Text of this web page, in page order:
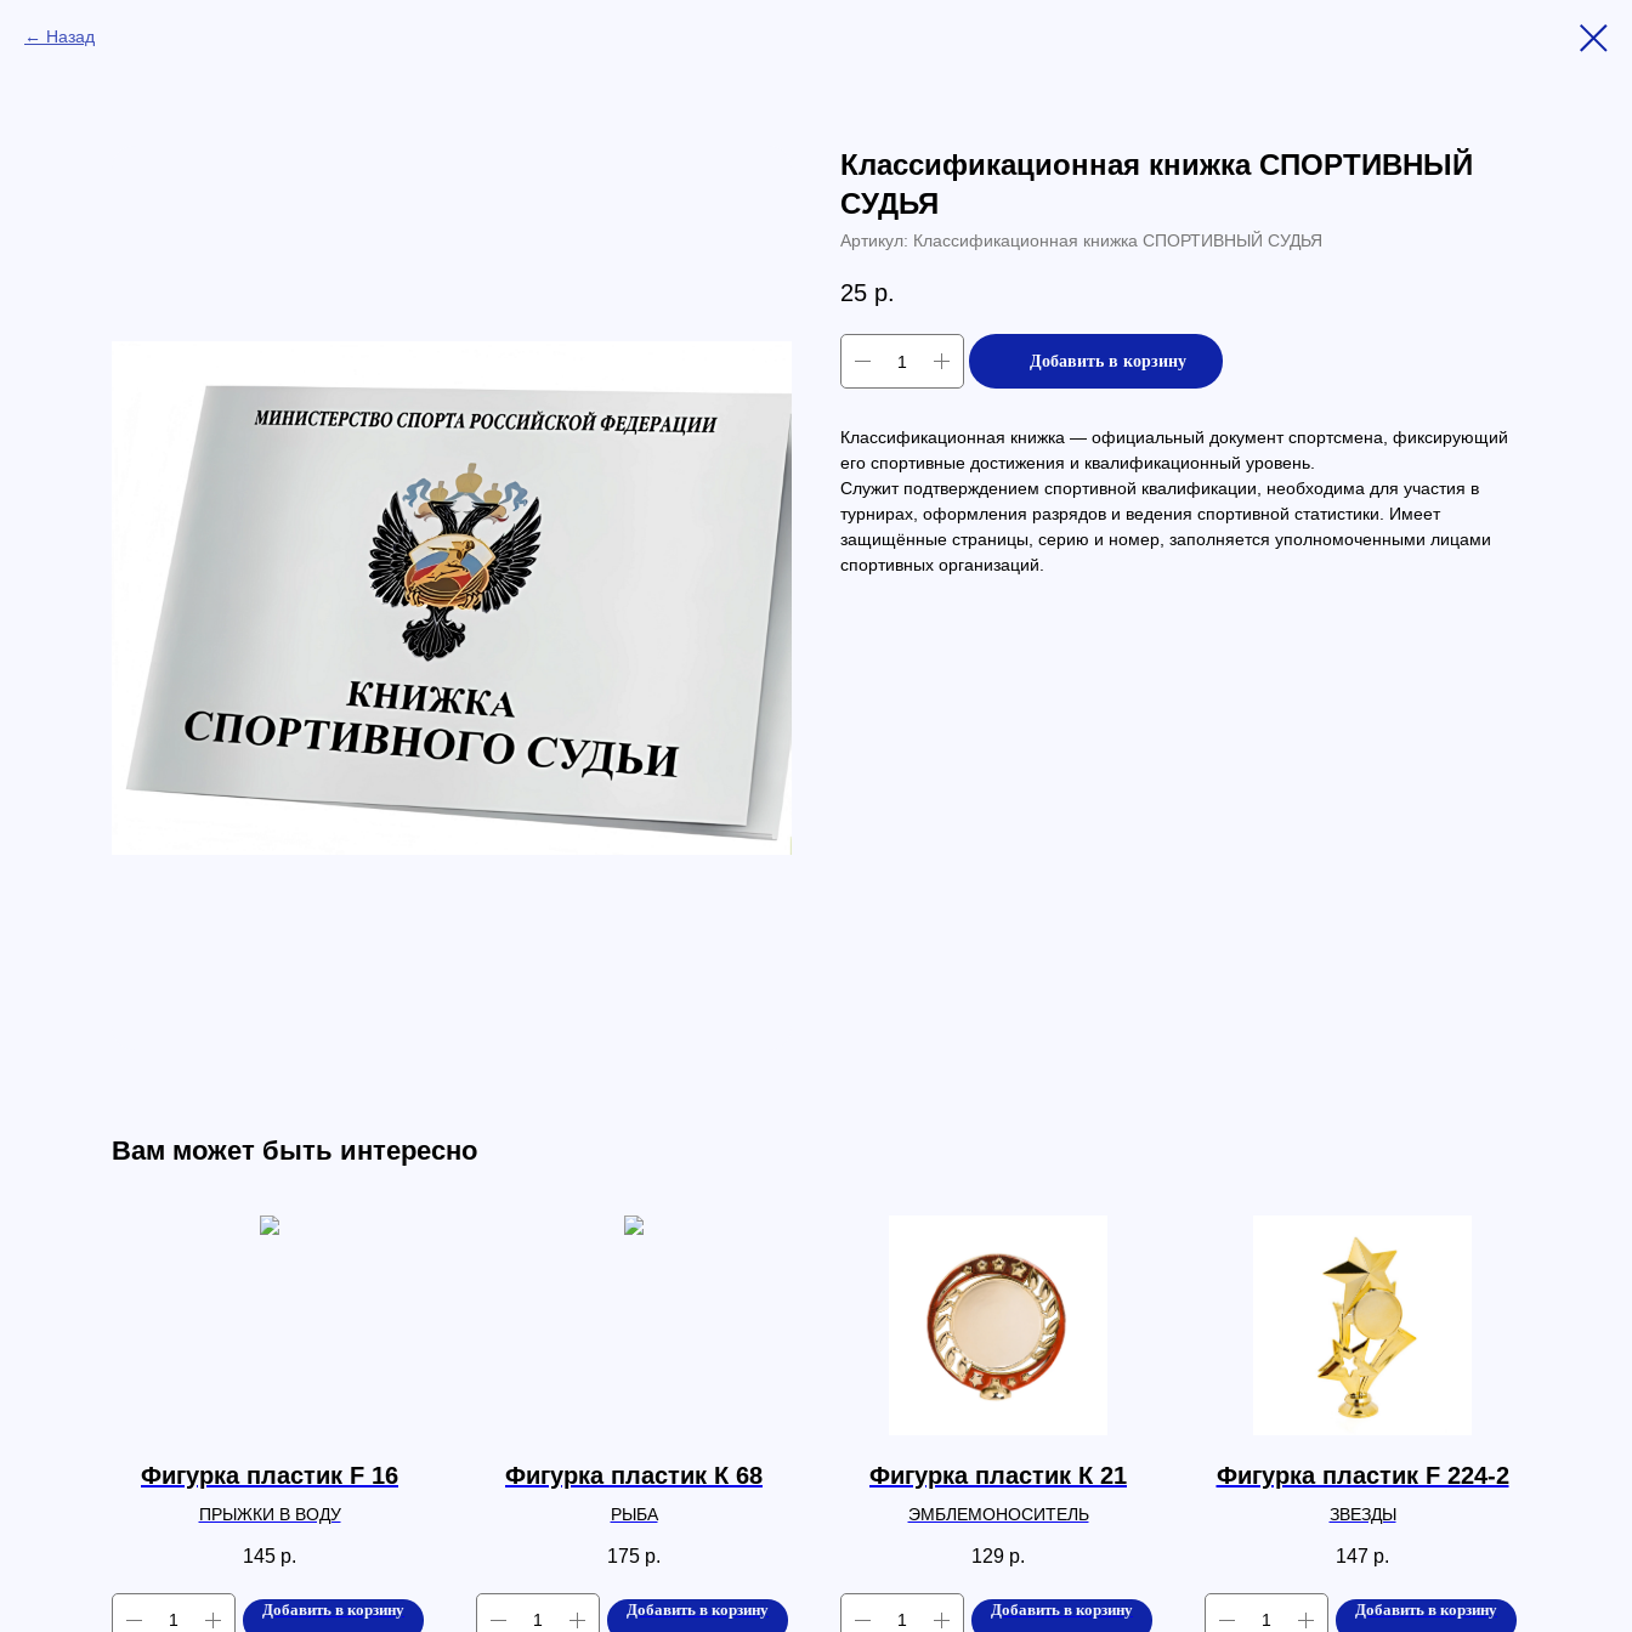
Назад
Классификационная книжка СПОРТИВНЫЙ
СУДЬЯ
Артикул: Классификационная книжка СПОРТИВНЫЙ СУДЬЯ
25 р.
Добавить в корзину
Классификационная книжка — официальный документ спортсмена, фиксирующий
его спортивные достижения и квалификационный уровень.
Служит подтверждением спортивной квалификации, необходима для участия в
турнирах, оформления разрядов и ведения спортивной статистики. Имеет
защищённые страницы, серию и номер, заполняется уполномоченными лицами
спортивных организаций.
Вам может быть интересно
Фигурка пластик F 16
ПРЫЖКИ В ВОДУ
145 р.
Добавить в корзину
Фигурка пластик К 68
РЫБА
175 р.
Добавить в корзину
Фигурка пластик К 21
ЭМБЛЕМОНОСИТЕЛЬ
129 р.
Добавить в корзину
Фигурка пластик F 224-2
ЗВЕЗДЫ
147 р.
Добавить в корзину